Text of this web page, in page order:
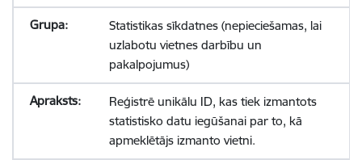
Statistikas sīkdatnes (nepieciešamas, lai
uzlabotu vietnes darbību un
pakalpojumus)
Reģistrē unikālu ID, kas tiek izmantots
statistisko datu iegūšanai par to, kā
apmeklētājs izmanto vietni.